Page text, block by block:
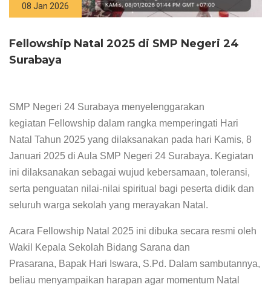
08 Jan 2026
Fellowship Natal 2025 di SMP Negeri 24
Surabaya
SMP Negeri 24 Surabaya menyelenggarakan
kegiatan Fellowship dalam rangka memperingati Hari
Natal Tahun 2025 yang dilaksanakan pada hari Kamis, 8
Januari 2025 di Aula SMP Negeri 24 Surabaya. Kegiatan
ini dilaksanakan sebagai wujud kebersamaan, toleransi,
serta penguatan nilai-nilai spiritual bagi peserta didik dan
seluruh warga sekolah yang merayakan Natal.
Acara Fellowship Natal 2025 ini dibuka secara resmi oleh
Wakil Kepala Sekolah Bidang Sarana dan
Prasarana, Bapak Hari Iswara, S.Pd. Dalam sambutannya,
beliau menyampaikan harapan agar momentum Natal